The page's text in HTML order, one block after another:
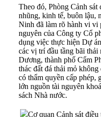
Theo đó, Phòng Cảnh sát
nhũng, kinh tế, buôn lậu,
Ninh đã làm rõ hành vi vi
nguyên của Công ty Cổ
dụng việc thực hiện Dự
các vị trí đầu tầng bãi
Dương, thành phố Cẩm
thác đất đá thải mỏ
có thẩm quyền cấp phép,
lớn nguồn tài nguyên
sách Nhà nước.